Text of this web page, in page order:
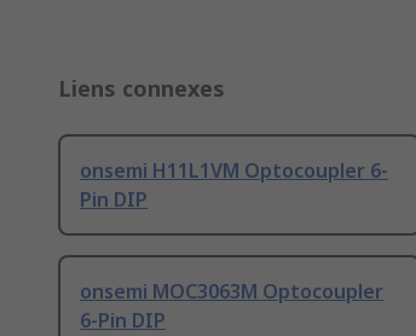
Liens connexes
onsemi H11L1VM Optocoupler 6-
Pin DIP
onsemi MOC3063M Optocoupler
6-Pin DIP